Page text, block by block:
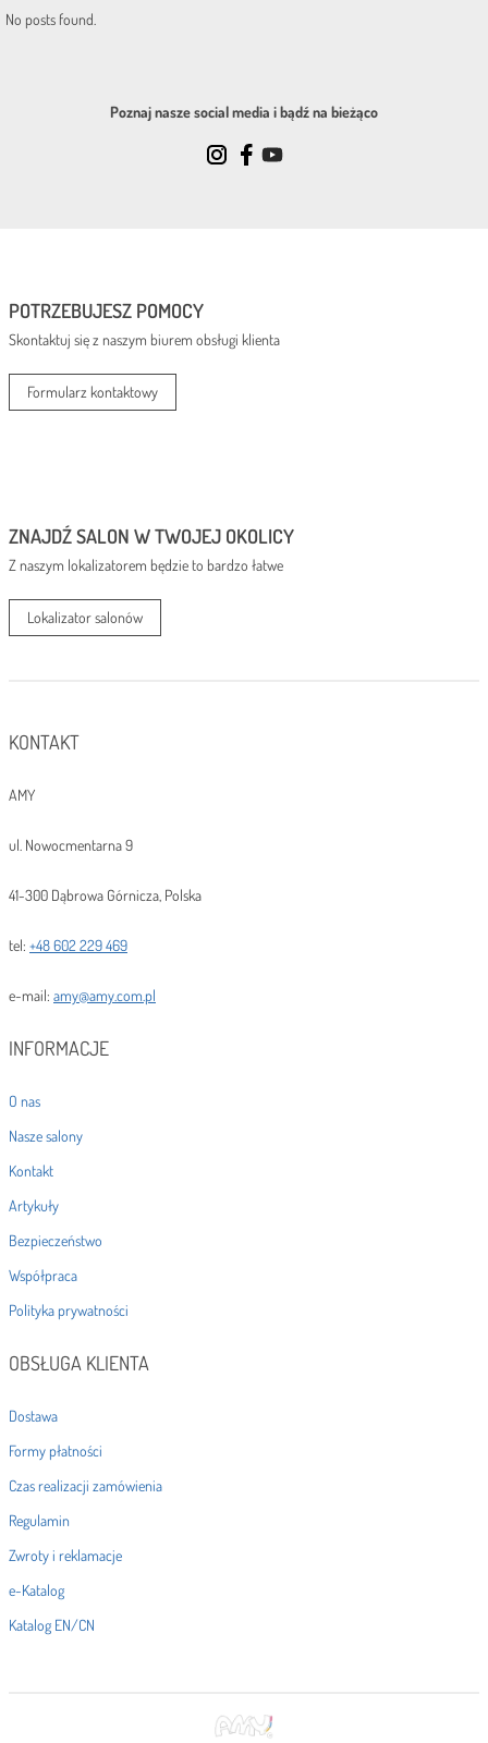
No posts found.
Poznaj nasze social media i bądź na bieżąco
POTRZEBUJESZ POMOCY
Skontaktuj się z naszym biurem obsługi klienta
Formularz kontaktowy
ZNAJDŹ SALON W TWOJEJ OKOLICY
Z naszym lokalizatorem będzie to bardzo łatwe
Lokalizator salonów
KONTAKT
AMY
ul. Nowocmentarna 9
41-300 Dąbrowa Górnicza, Polska
tel: +48 602 229 469
e-mail: amy@amy.com.pl
INFORMACJE
O nas
Nasze salony
Kontakt
Artykuły
Bezpieczeństwo
Współpraca
Polityka prywatności
OBSŁUGA KLIENTA
Dostawa
Formy płatności
Czas realizacji zamówienia
Regulamin
Zwroty i reklamacje
e-Katalog
Katalog EN/CN